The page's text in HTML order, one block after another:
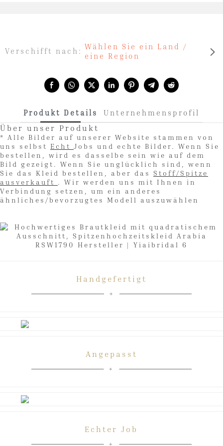
Verschifft nach:
Wählen Sie ein Land /
eine Region
Produkt Details Unternehmensprofil
Über unser Produkt
* Alle Bilder auf unserer Website stammen von
uns selbst Echt Jobs und echte Bilder. Wenn Sie
bestellen, wird es dasselbe sein wie auf dem
Bild gezeigt. Wenn Sie unglücklich sind, wenn
Sie das Kleid bestellen, aber das Stoff/Spitze
ausverkauft . Wir werden uns mit Ihnen in
Verbindung setzen, um ein anderes
ähnliches/bevorzugtes Modell auszuwählen
Handgefertigt
Echter Job
Angepasst